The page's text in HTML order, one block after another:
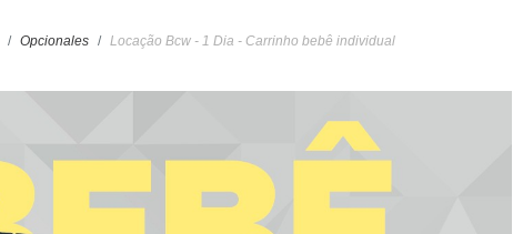
Opcionales Locação Bcw - 1 Dia - Carrinho bebê individual